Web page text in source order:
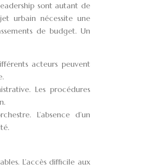
sont autant de
urbain nécessite une
de budget. Un
acteurs peuvent
Les procédures
L’absence d’un
L’accès difficile aux